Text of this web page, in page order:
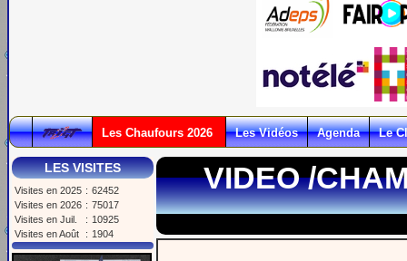
Les Chaufours 2026 Les Vidéos Agenda Le
LES VISITES
Visites en 2025 : 62452
Visites en 2026 : 75017
Visites en Juil.
: 10925
Visites en Août
: 1904
VIDEO /